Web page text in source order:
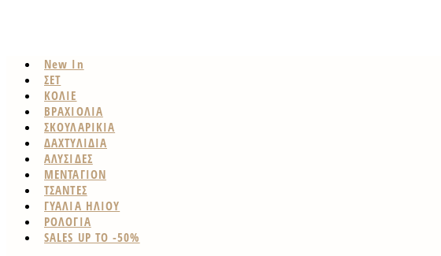
New In
ΣΕΤ
ΚΟΛΙΕ
ΒΡΑΧΙΟΛΙΑ
ΣΚΟΥΛΑΡΙΚΙΑ
ΔΑΧΤΥΛΙΔΙΑ
ΑΛΥΣΙΔΕΣ
ΜΕΝΤΑΓΙΟΝ
ΤΣΑΝΤΕΣ
ΓΥΑΛΙΑ ΗΛΙΟΥ
ΡΟΛΟΓΙΑ
SALES UP TO -50%